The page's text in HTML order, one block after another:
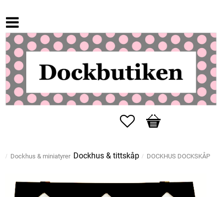
Favoriter
Kundvagn
Dockhus & miniatyrer Dockhus & tittskåp DOCKHUS DOCKSKÅP